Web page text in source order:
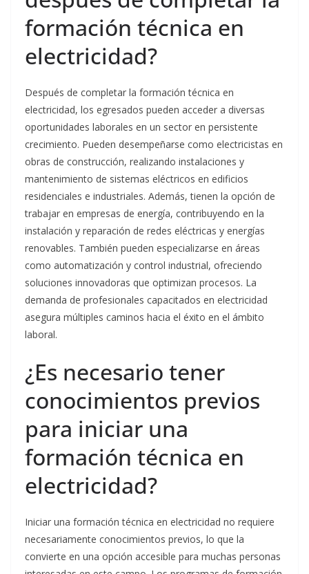
formación técnica en
electricidad?
Después de completar la formación técnica en
electricidad, los egresados pueden acceder a diversas
oportunidades laborales en un sector en persistente
crecimiento. Pueden desempeñarse como electricistas en
obras de construcción, realizando instalaciones y
mantenimiento de sistemas eléctricos en edificios
residenciales e industriales. Además, tienen la opción de
trabajar en empresas de energía, contribuyendo en la
instalación y reparación de redes eléctricas y energías
renovables. También pueden especializarse en áreas
como automatización y control industrial, ofreciendo
soluciones innovadoras que optimizan procesos. La
demanda de profesionales capacitados en electricidad
asegura múltiples caminos hacia el éxito en el ámbito
laboral.
¿Es necesario tener
conocimientos previos
para iniciar una
formación técnica en
electricidad?
Iniciar una formación técnica en electricidad no requiere
necesariamente conocimientos previos, lo que la
convierte en una opción accesible para muchas personas